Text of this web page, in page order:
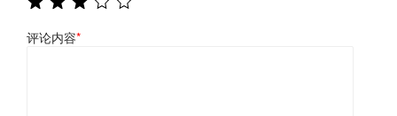
评论内容*